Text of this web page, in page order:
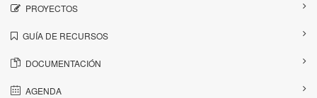
PROYECTOS
GUÍA DE RECURSOS
DOCUMENTACIÓN
AGENDA